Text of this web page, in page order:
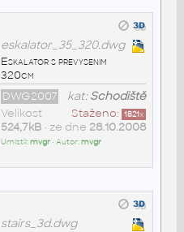
eskalator_35_320.dwg
Eskalator s prevysenim
320cm
kat:Schodiště
DWG2007
Staženo: 1821x
Velikost
524,7kB• ze dne 28.10.2008
Umístil:mvgr• Autor:mvgr
stairs_3d.dwg